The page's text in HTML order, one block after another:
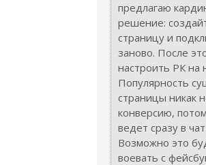
предлагаю
решение:
страницу и
заново. После
настроить РК на
Популярность
страницы никак
конверсию,
ведет сразу в
Возможно это
воевать с